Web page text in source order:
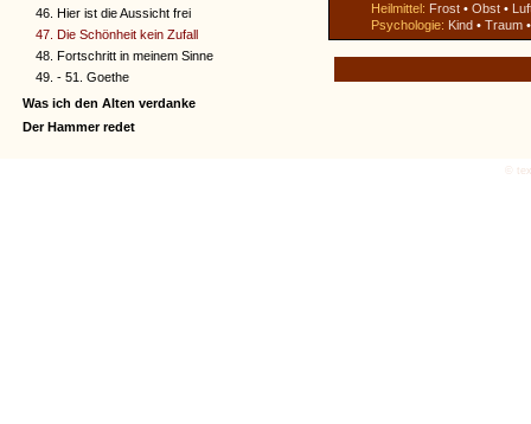
46. Hier ist die Aussicht frei
47. Die Schönheit kein Zufall
48. Fortschritt in meinem Sinne
49. - 51. Goethe
Was ich den Alten verdanke
Der Hammer redet
Heilmittel: Frost • Obst •
Psychologie: Kind • Traum
©